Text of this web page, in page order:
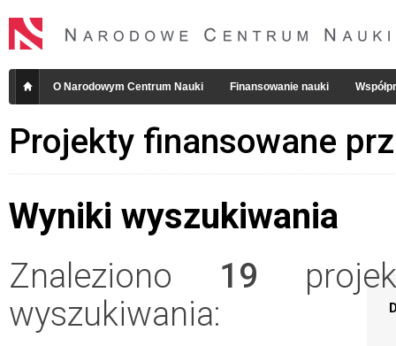
O Narodowym Centrum Nauki Finansowanie nauki
Projekty finansowane
Wyniki wyszukiwania
Znaleziono 19
wyszukiwania: